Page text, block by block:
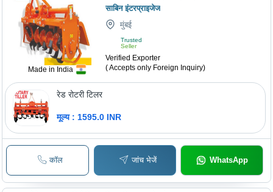
Made in India
साबिन इंटरप्राइजेज
मुंबई
Trusted
Seller
Verified Exporter
( Accepts only Foreign Inquiry)
रेड रोटरी टिलर
मूल्य : 1595.0 INR
कॉल जांच भेजें WhatsApp